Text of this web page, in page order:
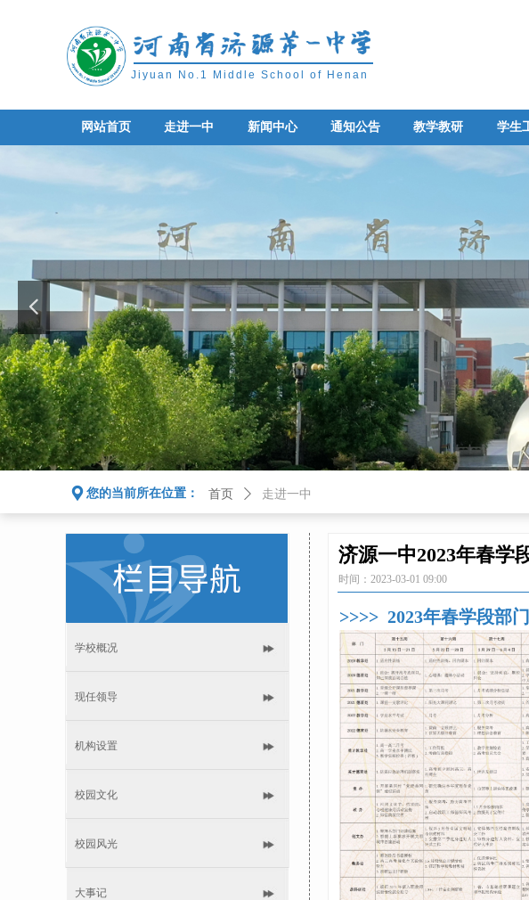
Jiyuan No.1 Middle School of Henan
网站首页
网站首页
走进一中 新闻中心
新闻中心
通知公告
通知公告
教学教研
教学教研
学生
首页 ꄲ 走进一中
您的当前所在位置：
끇
넳
学校概况
现任领导
机构设置
校园文化
校园风光
大事记
>>>> 2023年春学段部
时间： 2023-03-01 09:00
济源一中2023年春学